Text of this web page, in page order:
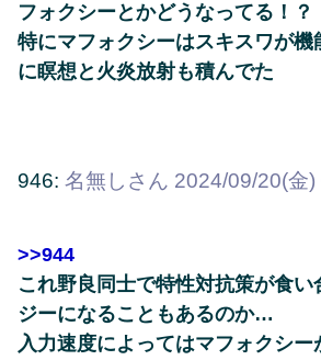
フォクシーとかどうなってる！？
特にマフォクシーはスキスワが機
に瞑想と火炎放射も積んでた
946: 名無しさん 2024/09/20(金
>>944
これ野良同士で特性対抗策が食
ジーになることもあるのか…
入力速度によってはマフォクシー